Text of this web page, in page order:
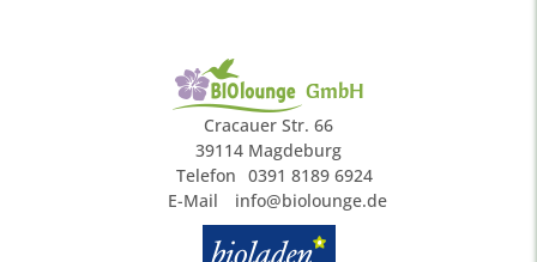
GmbH
Cracauer Str. 66
39114 Magdeburg
Telefon 0391 8189 6924
E-Mail
info@biolounge.de